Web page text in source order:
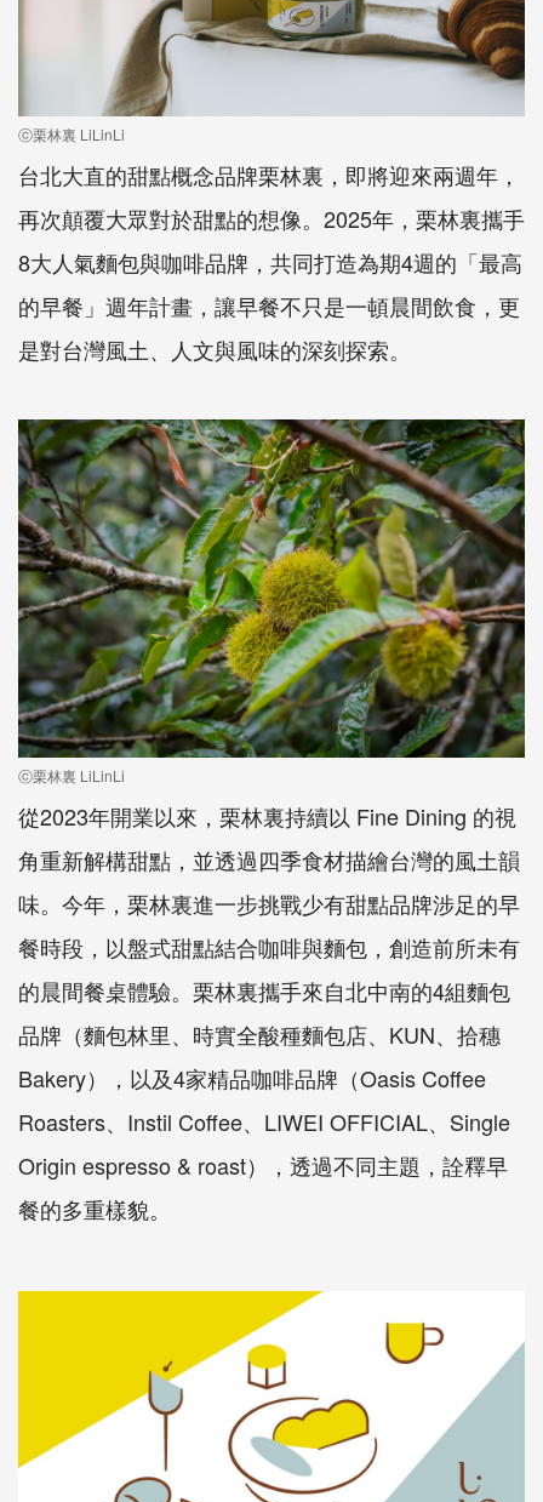
ⓒ栗林裏 LiLinLi
台北大直的甜點概念品牌栗林裏，即將迎來兩週年，
再次顛覆大眾對於甜點的想像。2025年，栗林裏攜手
8大人氣麵包與咖啡品牌，共同打造為期4週的「最高
的早餐」週年計畫，讓早餐不只是一頓晨間飲食，更
是對台灣風土、人文與風味的深刻探索。
ⓒ栗林裏 LiLinLi
從2023年開業以來，栗林裏持續以 Fine Dining 的視
角重新解構甜點，並透過四季食材描繪台灣的風土韻
味。今年，栗林裏進一步挑戰少有甜點品牌涉足的早
餐時段，以盤式甜點結合咖啡與麵包，創造前所未有
的晨間餐桌體驗。栗林裏攜手來自北中南的4組麵包
品牌（麵包林里、時實全酸種麵包店、KUN、拾穗
Bakery），以及4家精品咖啡品牌（Oasis Coffee
Roasters、Instil Coffee、LIWEI OFFICIAL、Single
Origin espresso & roast），透過不同主題，詮釋早
餐的多重樣貌。